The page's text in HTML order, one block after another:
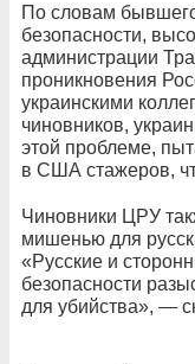
По словам
безопасности,
администрации
проникновения
украинскими
чиновников,
этой проблеме,
в США стажеров,
Чиновники ЦРУ
мишенью для
«Русские и
безопасности
для убийства», —